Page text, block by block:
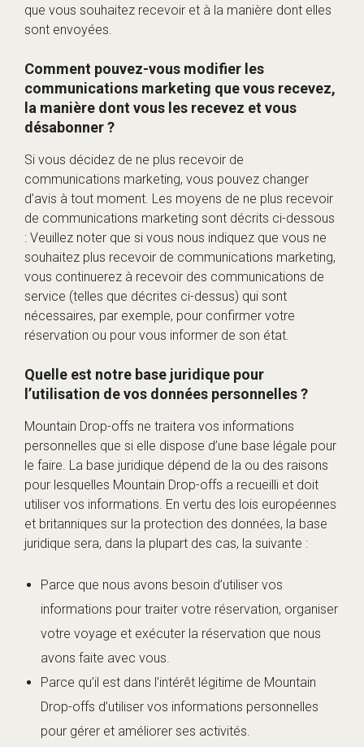
que vous souhaitez recevoir et à la manière dont elles
sont envoyées.
Comment pouvez-vous modifier les
communications marketing que vous recevez,
la manière dont vous les recevez et vous
désabonner ?
Si vous décidez de ne plus recevoir de
communications marketing, vous pouvez changer
d’avis à tout moment. Les moyens de ne plus recevoir
de communications marketing sont décrits ci-dessous
: Veuillez noter que si vous nous indiquez que vous ne
souhaitez plus recevoir de communications marketing,
vous continuerez à recevoir des communications de
service (telles que décrites ci-dessus) qui sont
nécessaires, par exemple, pour confirmer votre
réservation ou pour vous informer de son état.
Quelle est notre base juridique pour
l’utilisation de vos données personnelles ?
Mountain Drop-offs ne traitera vos informations
personnelles que si elle dispose d’une base légale pour
le faire. La base juridique dépend de la ou des raisons
pour lesquelles Mountain Drop-offs a recueilli et doit
utiliser vos informations. En vertu des lois européennes
et britanniques sur la protection des données, la base
juridique sera, dans la plupart des cas, la suivante :
Parce que nous avons besoin d’utiliser vos
informations pour traiter votre réservation, organiser
votre voyage et exécuter la réservation que nous
avons faite avec vous.
Parce qu’il est dans l’intérêt légitime de Mountain
Drop-offs d’utiliser vos informations personnelles
pour gérer et améliorer ses activités.